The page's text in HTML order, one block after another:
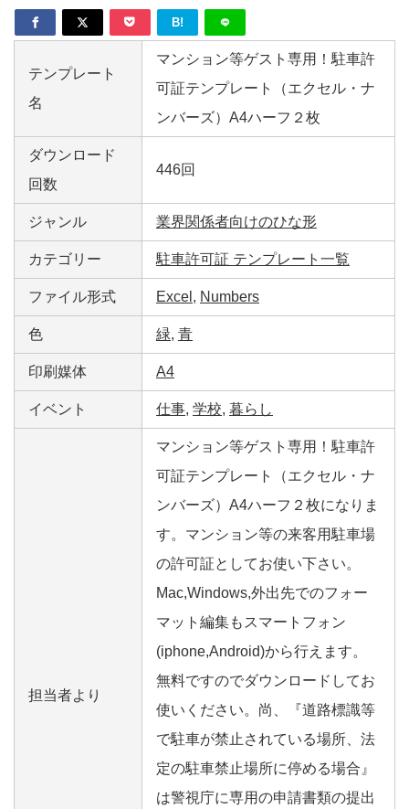
B!
テンプレート
名
マンション等ゲスト専用！駐車許
可証テンプレート（エクセル・ナ
ンバーズ）A4ハーフ２枚
ダウンロード
回数
446回
ジャンル 業界関係者向けのひな形
カテゴリー 駐車許可証 テンプレート一覧
ファイル形式 Excel , Numbers
色 緑, 青
印刷媒体 A4
イベント 仕事, 学校, 暮らし
担当者より
マンション等ゲスト専用！駐車許
可証テンプレート（エクセル・ナ
ンバーズ）A4ハーフ２枚になりま
す。マンション等の来客用駐車場
の許可証としてお使い下さい。
Mac,Windows,外出先でのフォー
マット編集もスマートフォン
(iphone,Android)から行えます。
無料ですのでダウンロードしてお
使いください。尚、『道路標識等
で駐車が禁止されている場所、法
定の駐車禁止場所に停める場合』
は警視庁に専用の申請書類の提出